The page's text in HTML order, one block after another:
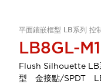
平面鑲嵌框型 LB系列 控
LB8GL-
Flush Silhouette
型 金接點/SPDT